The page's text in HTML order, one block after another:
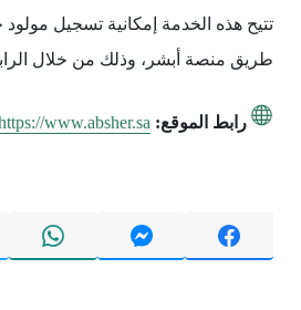
تتيح هذه الخدمة إمكانية تسجيل
طريق منصة أبشر، وذلك من خلال
رابط الموقع: www.absher.sa